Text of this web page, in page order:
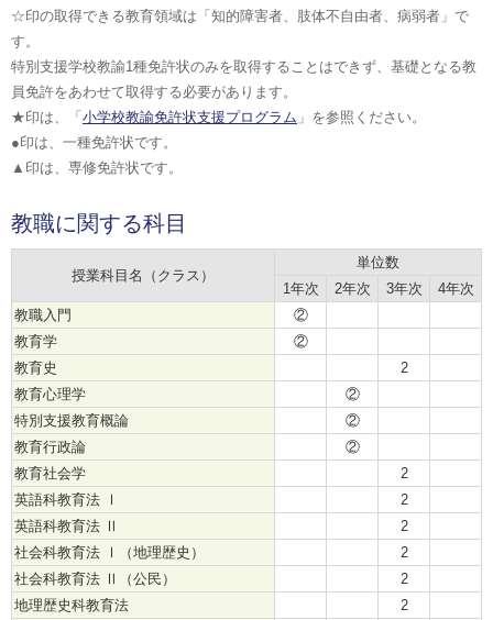
☆印の取得できる教育領域は「知的障害者、肢体不自由者、病弱者」で
す。
特別支援学校教諭1種免許状のみを取得することはできず、基礎となる教
員免許をあわせて取得する必要があります。
★印は、「小学校教諭免許状支援プログラム 」を参照ください。
●印は、一種免許状です。
▲印は、専修免許状です。
教職に関する科目
授業科目名（クラス）
単位数
1年次
2年次 3年次
4年次
教職入門
②
教育学
②
教育史
2
教育心理学
②
特別支援教育概論
②
教育行政論
②
教育社会学
2
英語科教育法 Ⅰ
2
英語科教育法 Ⅱ
2
社会科教育法 Ⅰ（地理歴史）
2
社会科教育法 Ⅱ（公民）
2
地理歴史科教育法
2